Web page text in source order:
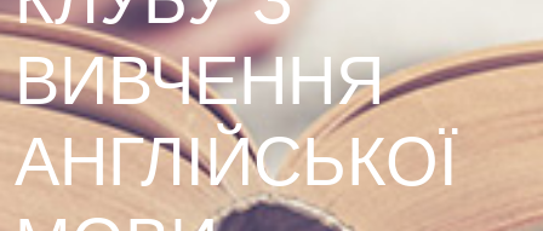
ВИВЧЕННЯ
АНГЛІЙСЬКОЇ